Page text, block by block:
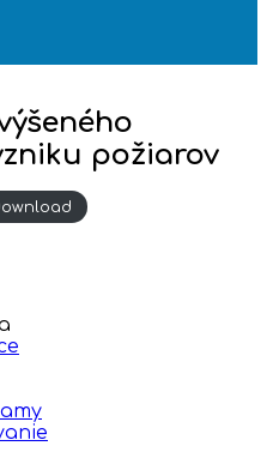
požiarov